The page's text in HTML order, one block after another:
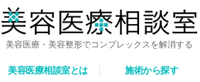
美容医療・美容整形でコンプレックスを解消する
美容医療相談室とは 施術から探す